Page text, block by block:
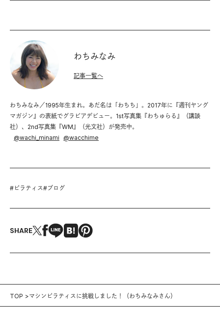
わちみなみ
わちみなみ／1995年生まれ。あだ名は「わちち」。2017年に『週刊ヤング
マガジン』の表紙でグラビアデビュー。1st写真集『わちゅらる』（講談
社）、2nd写真集『WM』（光文社）が発売中。
@wachi_minami @wacchime
記事一覧へ
# ピラティス#ブログ
SHARE
TOP マシンピラティスに挑戦しました！（わちみなみさん）